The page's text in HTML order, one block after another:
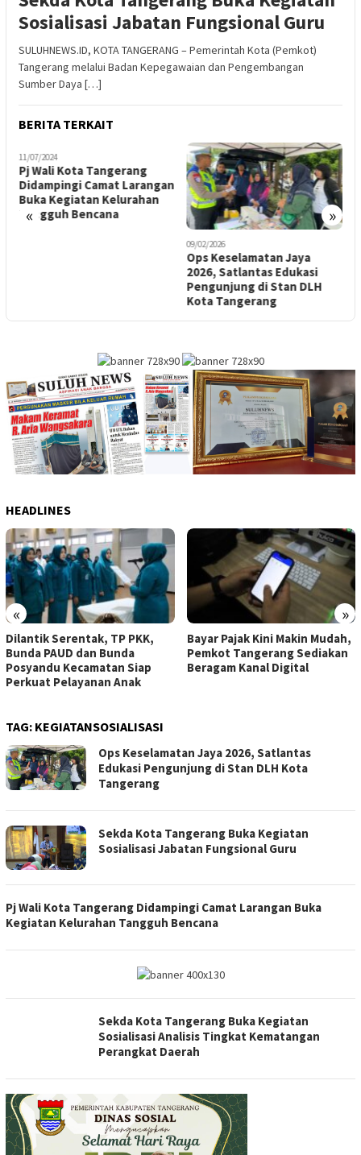
Sosialisasi Jabatan Fungsional Guru
SULUHNEWS.ID, KOTA TANGERANG – Pemerintah Kota (Pemkot)
Tangerang melalui Badan Kepegawaian dan Pengembangan
Sumber Daya […]
BERITA TERKAIT
« »
11/07/2024
Pj Wali Kota Tangerang
Didampingi Camat Larangan
Buka Kegiatan Kelurahan
Tangguh Bencana
09/02/2026
Ops Keselamatan Jaya
2026, Satlantas Edukasi
Pengunjung di Stan DLH
Kota Tangerang
HEADLINES
« »
Dilantik Serentak, TP PKK,
Bunda PAUD dan Bunda
Posyandu Kecamatan Siap
Perkuat Pelayanan Anak
Bayar Pajak Kini Makin Mudah,
Pemkot Tangerang Sediakan
Beragam Kanal Digital
TAG: KEGIATANSOSIALISASI
Ops Keselamatan Jaya 2026, Satlantas
Edukasi Pengunjung di Stan DLH Kota
Tangerang
Sekda Kota Tangerang Buka Kegiatan
Sosialisasi Jabatan Fungsional Guru
Pj Wali Kota Tangerang Didampingi Camat Larangan Buka
Kegiatan Kelurahan Tangguh Bencana
Sekda Kota Tangerang Buka Kegiatan
Sosialisasi Analisis Tingkat Kematangan
Perangkat Daerah